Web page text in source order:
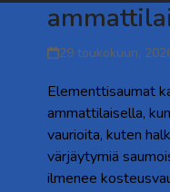
29 toukokuun,
Elementtisaumat
ammattilaisella,
vaurioita, kuten
värjäytymiä
ilmenee